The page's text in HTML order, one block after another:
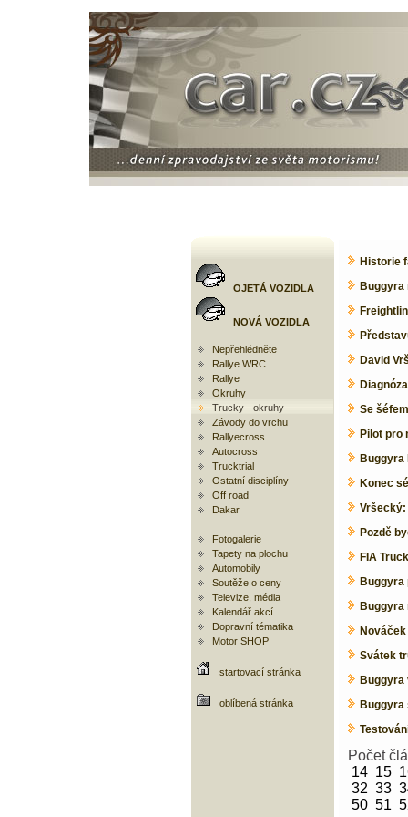
OJETÁ VOZIDLA
NOVÁ VOZIDLA
Nepřehlédněte
Rallye WRC
Rallye
Okruhy
Trucky - okruhy
Závody do vrchu
Rallyecross
Autocross
Trucktrial
Ostatní disciplíny
Off road
Dakar
Fotogalerie
Tapety na plochu
Automobily
Soutěže o ceny
Televize, média
Kalendář akcí
Dopravní tématika
Motor SHOP
startovací stránka
oblíbená stránka
Historie
David
Se
Pilot pro
Buggyra
Konec
Vršecký:
Pozdě
FIA
Buggyra
Svátek
Počet
14 15
32 33
50 51